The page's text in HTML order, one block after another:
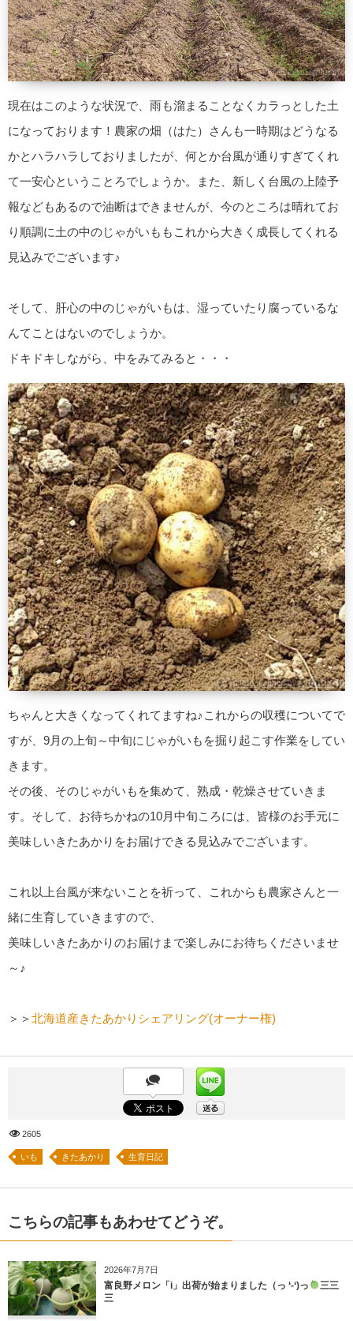
現在はこのような状況で、雨も溜まることなくカラっとした土
になっております！農家の畑（はた）さんも一時期はどうなる
かとハラハラしておりましたが、何とか台風が通りすぎてくれ
て一安心ということろでしょうか。また、新しく台風の上陸予
報などもあるので油断はできませんが、今のところは晴れてお
り順調に土の中のじゃがいももこれから大きく成長してくれる
見込みでございます♪
そして、肝心の中のじゃがいもは、湿っていたり腐っているな
んてことはないのでしょうか。
ドキドキしながら、中をみてみると・・・
ちゃんと大きくなってくれてますね♪これからの収穫についてで
すが、9月の上旬～中旬にじゃがいもを掘り起こす作業をしてい
きます。
その後、そのじゃがいもを集めて、熟成・乾燥させていきま
す。そして、お待ちかねの10月中旬ころには、皆様のお手元に
美味しいきたあかりをお届けできる見込みでございます。
これ以上台風が来ないことを祈って、これからも農家さんと一
緒に生育していきますので、
美味しいきたあかりのお届けまで楽しみにお待ちくださいませ
～♪
＞＞ 北海道産きたあかりシェアリング(オーナー権)
2605
いも きたあかり 生育日記
こちらの記事もあわせてどうぞ。
2026年7月7日
富良野メロン「i」出荷が始まりました（っ ‘-‘)っ
三三
三